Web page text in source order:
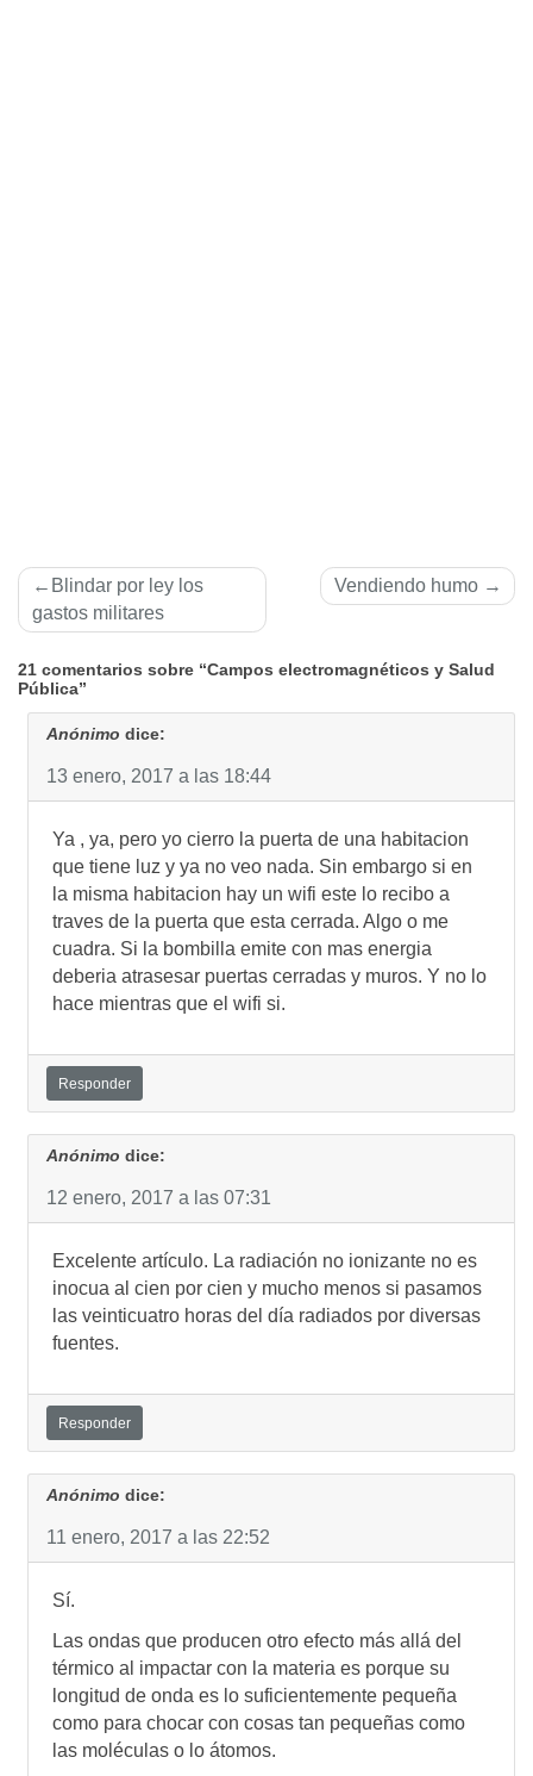
Navegación
de
Blindar por ley los
gastos militares
Vendiendo humo
21 comentarios sobre “Campos electromagnéticos y Salud
Pública”
Anónimo dice:
13 enero, 2017 a las 18:44
Ya , ya, pero yo cierro la puerta de una habitacion
que tiene luz y ya no veo nada. Sin embargo si en
la misma habitacion hay un wifi este lo recibo a
traves de la puerta que esta cerrada. Algo o me
cuadra. Si la bombilla emite con mas energia
deberia atrasesar puertas cerradas y muros. Y no lo
hace mientras que el wifi si.
Responder
Anónimo dice:
12 enero, 2017 a las 07:31
Excelente artí­culo. La radiación no ionizante no es
inocua al cien por cien y mucho menos si pasamos
las veinticuatro horas del dí­a radiados por diversas
fuentes.
Responder
Anónimo dice:
11 enero, 2017 a las 22:52
Sí­.
Las ondas que producen otro efecto más allá del
térmico al impactar con la materia es porque su
longitud de onda es lo suficientemente pequeña
como para chocar con cosas tan pequeñas como
las moléculas o lo átomos.